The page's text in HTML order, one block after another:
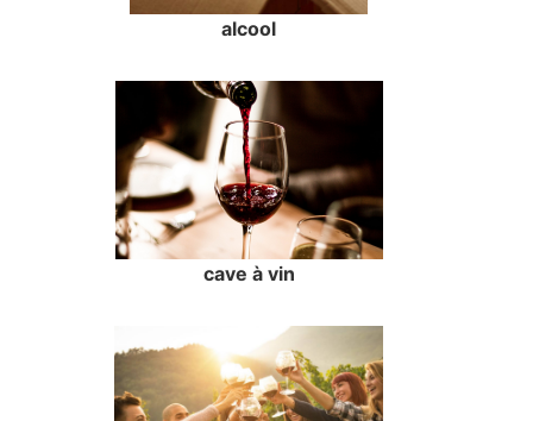
alcool
cave à vin